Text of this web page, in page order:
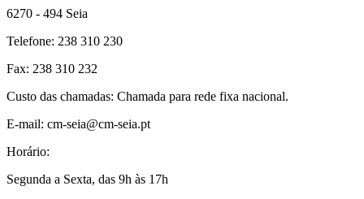
6270 - 494 Seia
Telefone: 238 310 230
Fax: 238 310 232
Custo das chamadas: Chamada para rede fixa nacional.
E-mail: cm-seia@cm-seia.pt
Horário:
Segunda a Sexta, das 9h às 17h